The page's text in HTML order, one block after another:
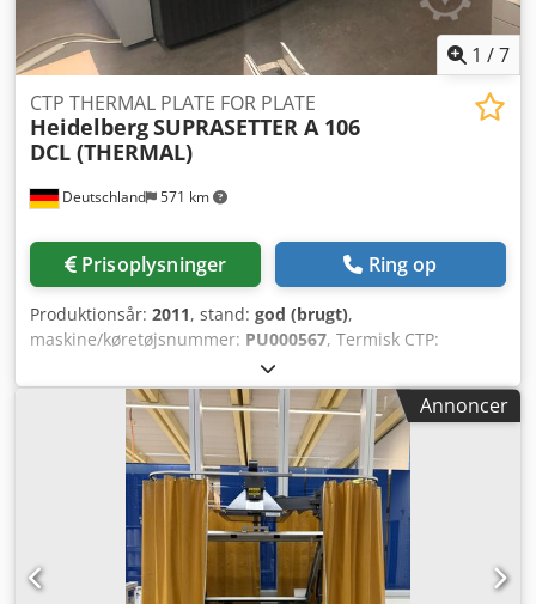
1 /7
Deutschland 571 km
CTP THERMAL PLATE FOR PLATE
HeidelbergSUPRASETTER A 106
DCL (THERMAL)
Prisoplysninger Ring op
Produktionsår: 2011, stand: god (brugt),
maskine/køretøjsnummer: PU000567, Termisk CTP:
Pladebelyser Belysningsteknik: Udvendig tromle Dual
Cassette Loader DCL 106: fuldautomatisk
pladeindlæsnings-/udlæsningsenhed med 2 integrerede
kassetter til forskellige pladeformater PST 480 B
pladestabler Tekniske data: Kapacitet (plader/t ved maks.
format): 12 plader/time Djdpefh Dmqofx Ak Usck Min.
pladeformat: 370 x 323 mm Maks. pladeformat: 930 x 1060
mm Pladetykkelse: 0,15 - 0,3 mm Tekniske data afhænger
af opgave, forbrugsmaterialer samt eventuelt andre
faktorer
Annoncer